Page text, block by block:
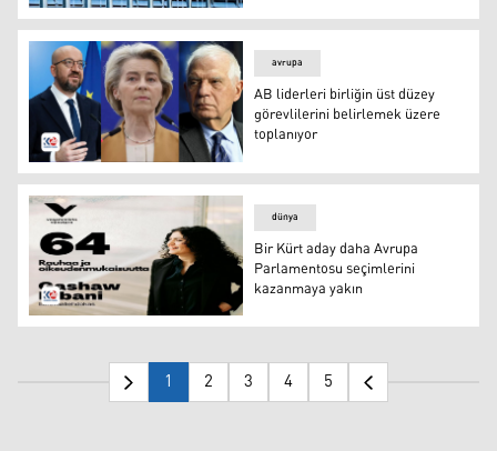
Avrupa Birliği
AB liderleri birliğin üst düzey görevlilerini belirlemek
avrupa
AB liderleri birliğin üst düzey
görevlilerini belirlemek üzere
toplanıyor
Bir Kürt aday daha Avrupa Parlamentosu seçimlerini
dünya
Bir Kürt aday daha Avrupa
Parlamentosu seçimlerini
kazanmaya yakın
1 2 3 4 5